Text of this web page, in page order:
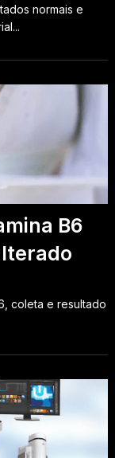
normais e
B6
coleta e resultado